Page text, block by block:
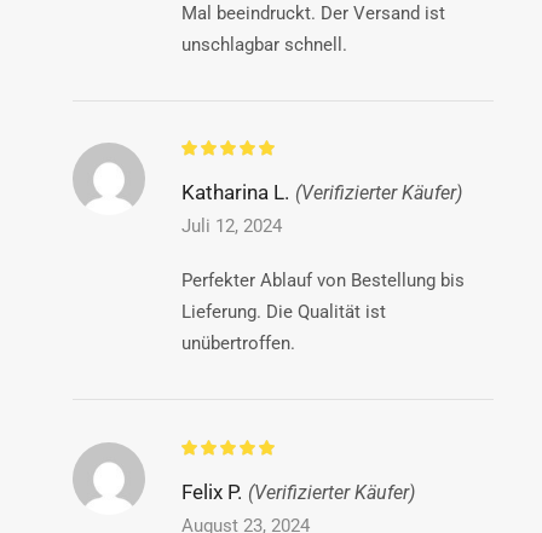
Mal beeindruckt. Der Versand ist
unschlagbar schnell.
Katharina L. (Verifizierter Käufer)
Juli 12, 2024
Perfekter Ablauf von Bestellung bis
Lieferung. Die Qualität ist
unübertroffen.
Felix P. (Verifizierter Käufer)
August 23, 2024